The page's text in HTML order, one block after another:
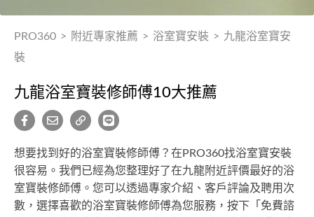
PRO360 > 附近專家推薦 > 浴室寶安裝 > 九龍浴室寶安
裝
九龍浴室寶裝修師傅10大推薦
想要找到好的浴室寶裝修師傅？在PRO360找浴室寶安裝
很容易。我們已經為您整理好了在九龍附近評價最好的浴
室寶裝修師傅。您可以透過專家介紹、客戶評論及聘用次
數，選擇喜歡的浴室寶裝修師傅為您服務，按下「免費諮